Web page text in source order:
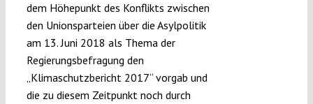
dem Höhepunkt des Konflikts zwischen
den Unionsparteien über die Asylpolitik
am 13. Juni 2018 als Thema der
Regierungsbefragung den
„Klimaschutzbericht 2017“ vorgab und
die zu diesem Zeitpunkt noch durch